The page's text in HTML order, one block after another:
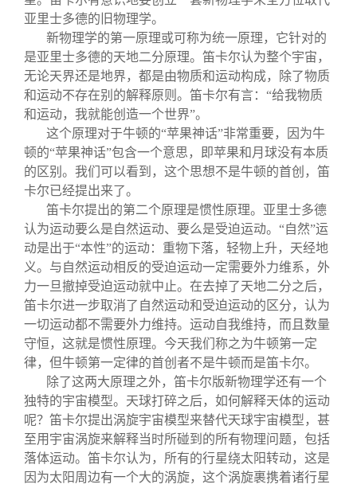
亚里士多德的旧物理学。
新物理学的第一原理或可称为统一原理，它针对的
是亚里士多德的天地二分原理。笛卡尔认为整个宇宙，
无论天界还是地界，都是由物质和运动构成，除了物质
和运动不存在别的解释原则。笛卡尔有言：“给我物质
和运动，我就能创造一个世界”。
这个原理对于牛顿的“苹果神话”非常重要，因为牛
顿的“苹果神话”包含一个意思，即苹果和月球没有本质
的区别。我们可以看到，这个思想不是牛顿的首创，笛
卡尔已经提出来了。
笛卡尔提出的第二个原理是惯性原理。亚里士多德
认为运动要么是自然运动、要么是受迫运动。“自然”运
动是出于“本性”的运动：重物下落，轻物上升，天经地
义。与自然运动相反的受迫运动一定需要外力维系，外
力一旦撤掉受迫运动就中止。在去掉了天地二分之后，
笛卡尔进一步取消了自然运动和受迫运动的区分，认为
一切运动都不需要外力维持。运动自我维持，而且数量
守恒，这就是惯性原理。今天我们称之为牛顿第一定
律，但牛顿第一定律的首创者不是牛顿而是笛卡尔。
除了这两大原理之外，笛卡尔版新物理学还有一个
独特的宇宙模型。天球打碎之后，如何解释天体的运动
呢？笛卡尔提出涡旋宇宙模型来替代天球宇宙模型，甚
至用宇宙涡旋来解释当时所碰到的所有物理问题，包括
落体运动。笛卡尔认为，所有的行星绕太阳转动，这是
因为太阳周边有一个大的涡旋，这个涡旋裹携着诸行星